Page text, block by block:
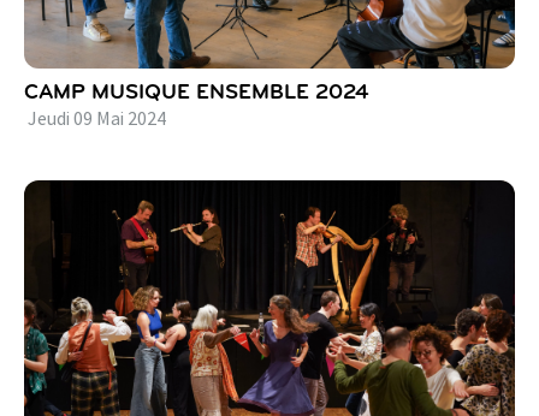
CAMP MUSIQUE ENSEMBLE 2024
Jeudi 09 Mai 2024